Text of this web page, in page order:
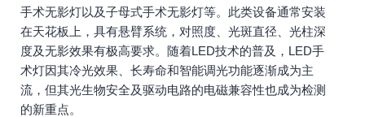
手术无影灯以及子母式手术无影灯等。此类设备通常安装
在天花板上，具有悬臂系统，对照度、光斑直径、光柱深
度及无影效果有极高要求。随着LED技术的普及，LED手
术灯因其冷光效果、长寿命和智能调光功能逐渐成为主
流，但其光生物安全及驱动电路的电磁兼容性也成为检测
的新重点。